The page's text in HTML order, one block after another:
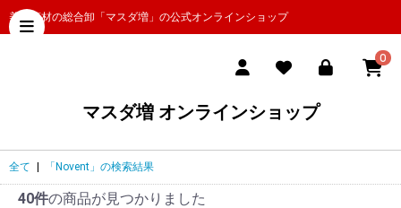
美容商材の総合卸「マスダ増」の公式オンラインショップ
0
マスダ増 オンラインショップ
全て 「Novent」の検索結果
40件の商品が見つかりました